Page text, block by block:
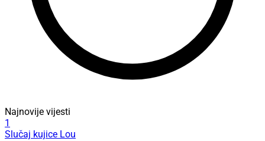
Najnovije vijesti
1
Slučaj kujice Lou